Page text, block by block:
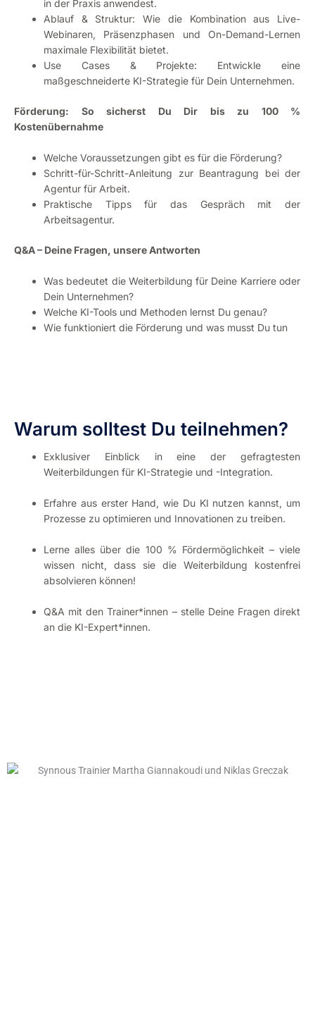
in der Praxis anwendest.
Ablauf & Struktur: Wie die Kombination aus Live-
Webinaren, Präsenzphasen und On-Demand-Lernen
maximale Flexibilität bietet.
Use Cases & Projekte: Entwickle eine
maßgeschneiderte KI-Strategie für Dein Unternehmen.
Förderung: So sicherst Du Dir bis zu 100 %
Kostenübernahme
Welche Voraussetzungen gibt es für die Förderung?
Schritt-für-Schritt-Anleitung zur Beantragung bei der
Agentur für Arbeit.
Praktische Tipps für das Gespräch mit der
Arbeitsagentur.
Q&A – Deine Fragen, unsere Antworten
Was bedeutet die Weiterbildung für Deine Karriere oder
Dein Unternehmen?
Welche KI-Tools und Methoden lernst Du genau?
Wie funktioniert die Förderung und was musst Du tun
Warum solltest Du teilnehmen?
Exklusiver Einblick in eine der gefragtesten
Weiterbildungen für KI-Strategie und -Integration.
Erfahre aus erster Hand, wie Du KI nutzen kannst, um
Prozesse zu optimieren und Innovationen zu treiben.
Lerne alles über die 100 % Fördermöglichkeit – viele
wissen nicht, dass sie die Weiterbildung kostenfrei
absolvieren können!
Q&A mit den Trainer*innen – stelle Deine Fragen direkt
an die KI-Expert*innen.